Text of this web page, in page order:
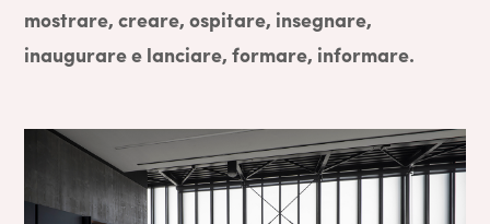
mostrare, creare, ospitare, insegnare,
inaugurare e lanciare, formare, informare.